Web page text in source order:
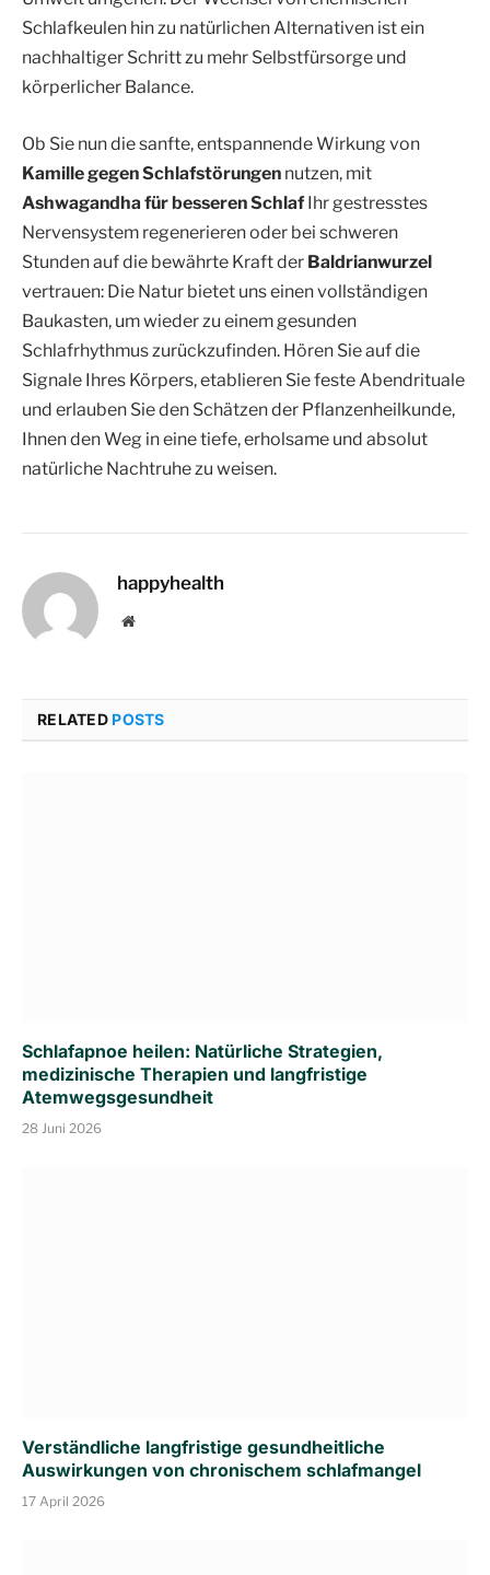
Schlafkeulen hin zu natürlichen Alternativen ist ein
nachhaltiger Schritt zu mehr Selbstfürsorge und
körperlicher Balance.
Ob Sie nun die sanfte, entspannende Wirkung von
Kamille gegen Schlafstörungen nutzen, mit
Ashwagandha für besseren SchlafIhr gestresstes
Nervensystem regenerieren oder bei schweren
Stunden auf die bewährte Kraft der Baldrianwurzel
vertrauen: Die Natur bietet uns einen vollständigen
Baukasten, um wieder zu einem gesunden
Schlafrhythmus zurückzufinden. Hören Sie auf die
Signale Ihres Körpers, etablieren Sie feste Abendrituale
und erlauben Sie den Schätzen der Pflanzenheilkunde,
Ihnen den Weg in eine tiefe, erholsame und absolut
natürliche Nachtruhe zu weisen.
happyhealth
Website
RELATED POSTS
Schlafapnoe heilen: Natürliche Strategien,
medizinische Therapien und langfristige
Atemwegsgesundheit
28 Juni 2026
Verständliche langfristige gesundheitliche
Auswirkungen von chronischem schlafmangel
17 April 2026